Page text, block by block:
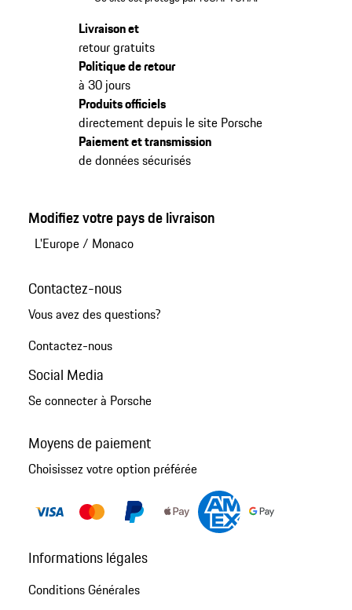
Livraison et
retour gratuits
Politique de retour
à 30 jours
Produits officiels
directement depuis le site Porsche
Paiement et transmission
de données sécurisés
Modifiez votre pays de livraison
L'Europe/ Monaco
Contactez-nous
Vous avez des questions?
Contactez-nous
Social Media
Se connecter à Porsche
Moyens de paiement
Choisissez votre option préférée
Informations légales
Conditions Générales